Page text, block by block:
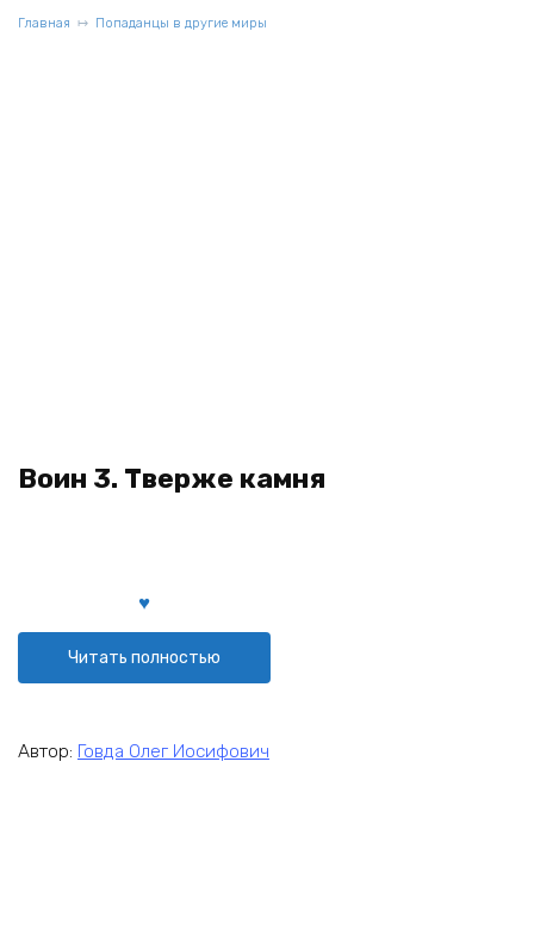
Главная Попаданцы в другие миры
Воин 3. Тверже камня
Читать полностью
Автор: Говда Олег Иосифович